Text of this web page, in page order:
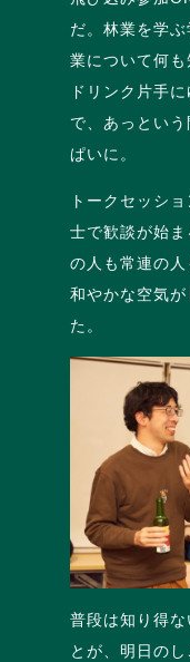
だ。林業を学
業について何も
ドリンク片手
で、あっとい
ぱいに。
トークセッシ
士で歓談が始
の人も常連の人
和やかな空気
た。
普段は知り得
とが、明日の